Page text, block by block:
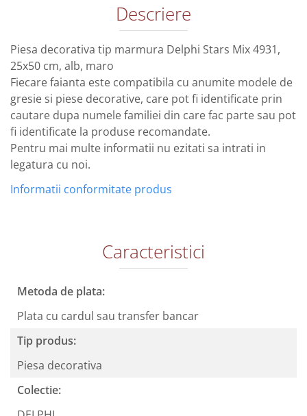
Descriere
Piesa decorativa tip marmura Delphi Stars Mix 4931,
25x50 cm, alb, maro
Fiecare faianta este compatibila cu anumite modele de
gresie si piese decorative, care pot fi identificate prin
cautare dupa numele familiei din care fac parte sau pot
fi identificate la produse recomandate.
Pentru mai multe informatii nu ezitati sa intrati in
legatura cu noi.
Informatii conformitate produs
Caracteristici
Metoda de plata:
Plata cu cardul sau transfer bancar
Tip produs:
Piesa decorativa
Colectie: